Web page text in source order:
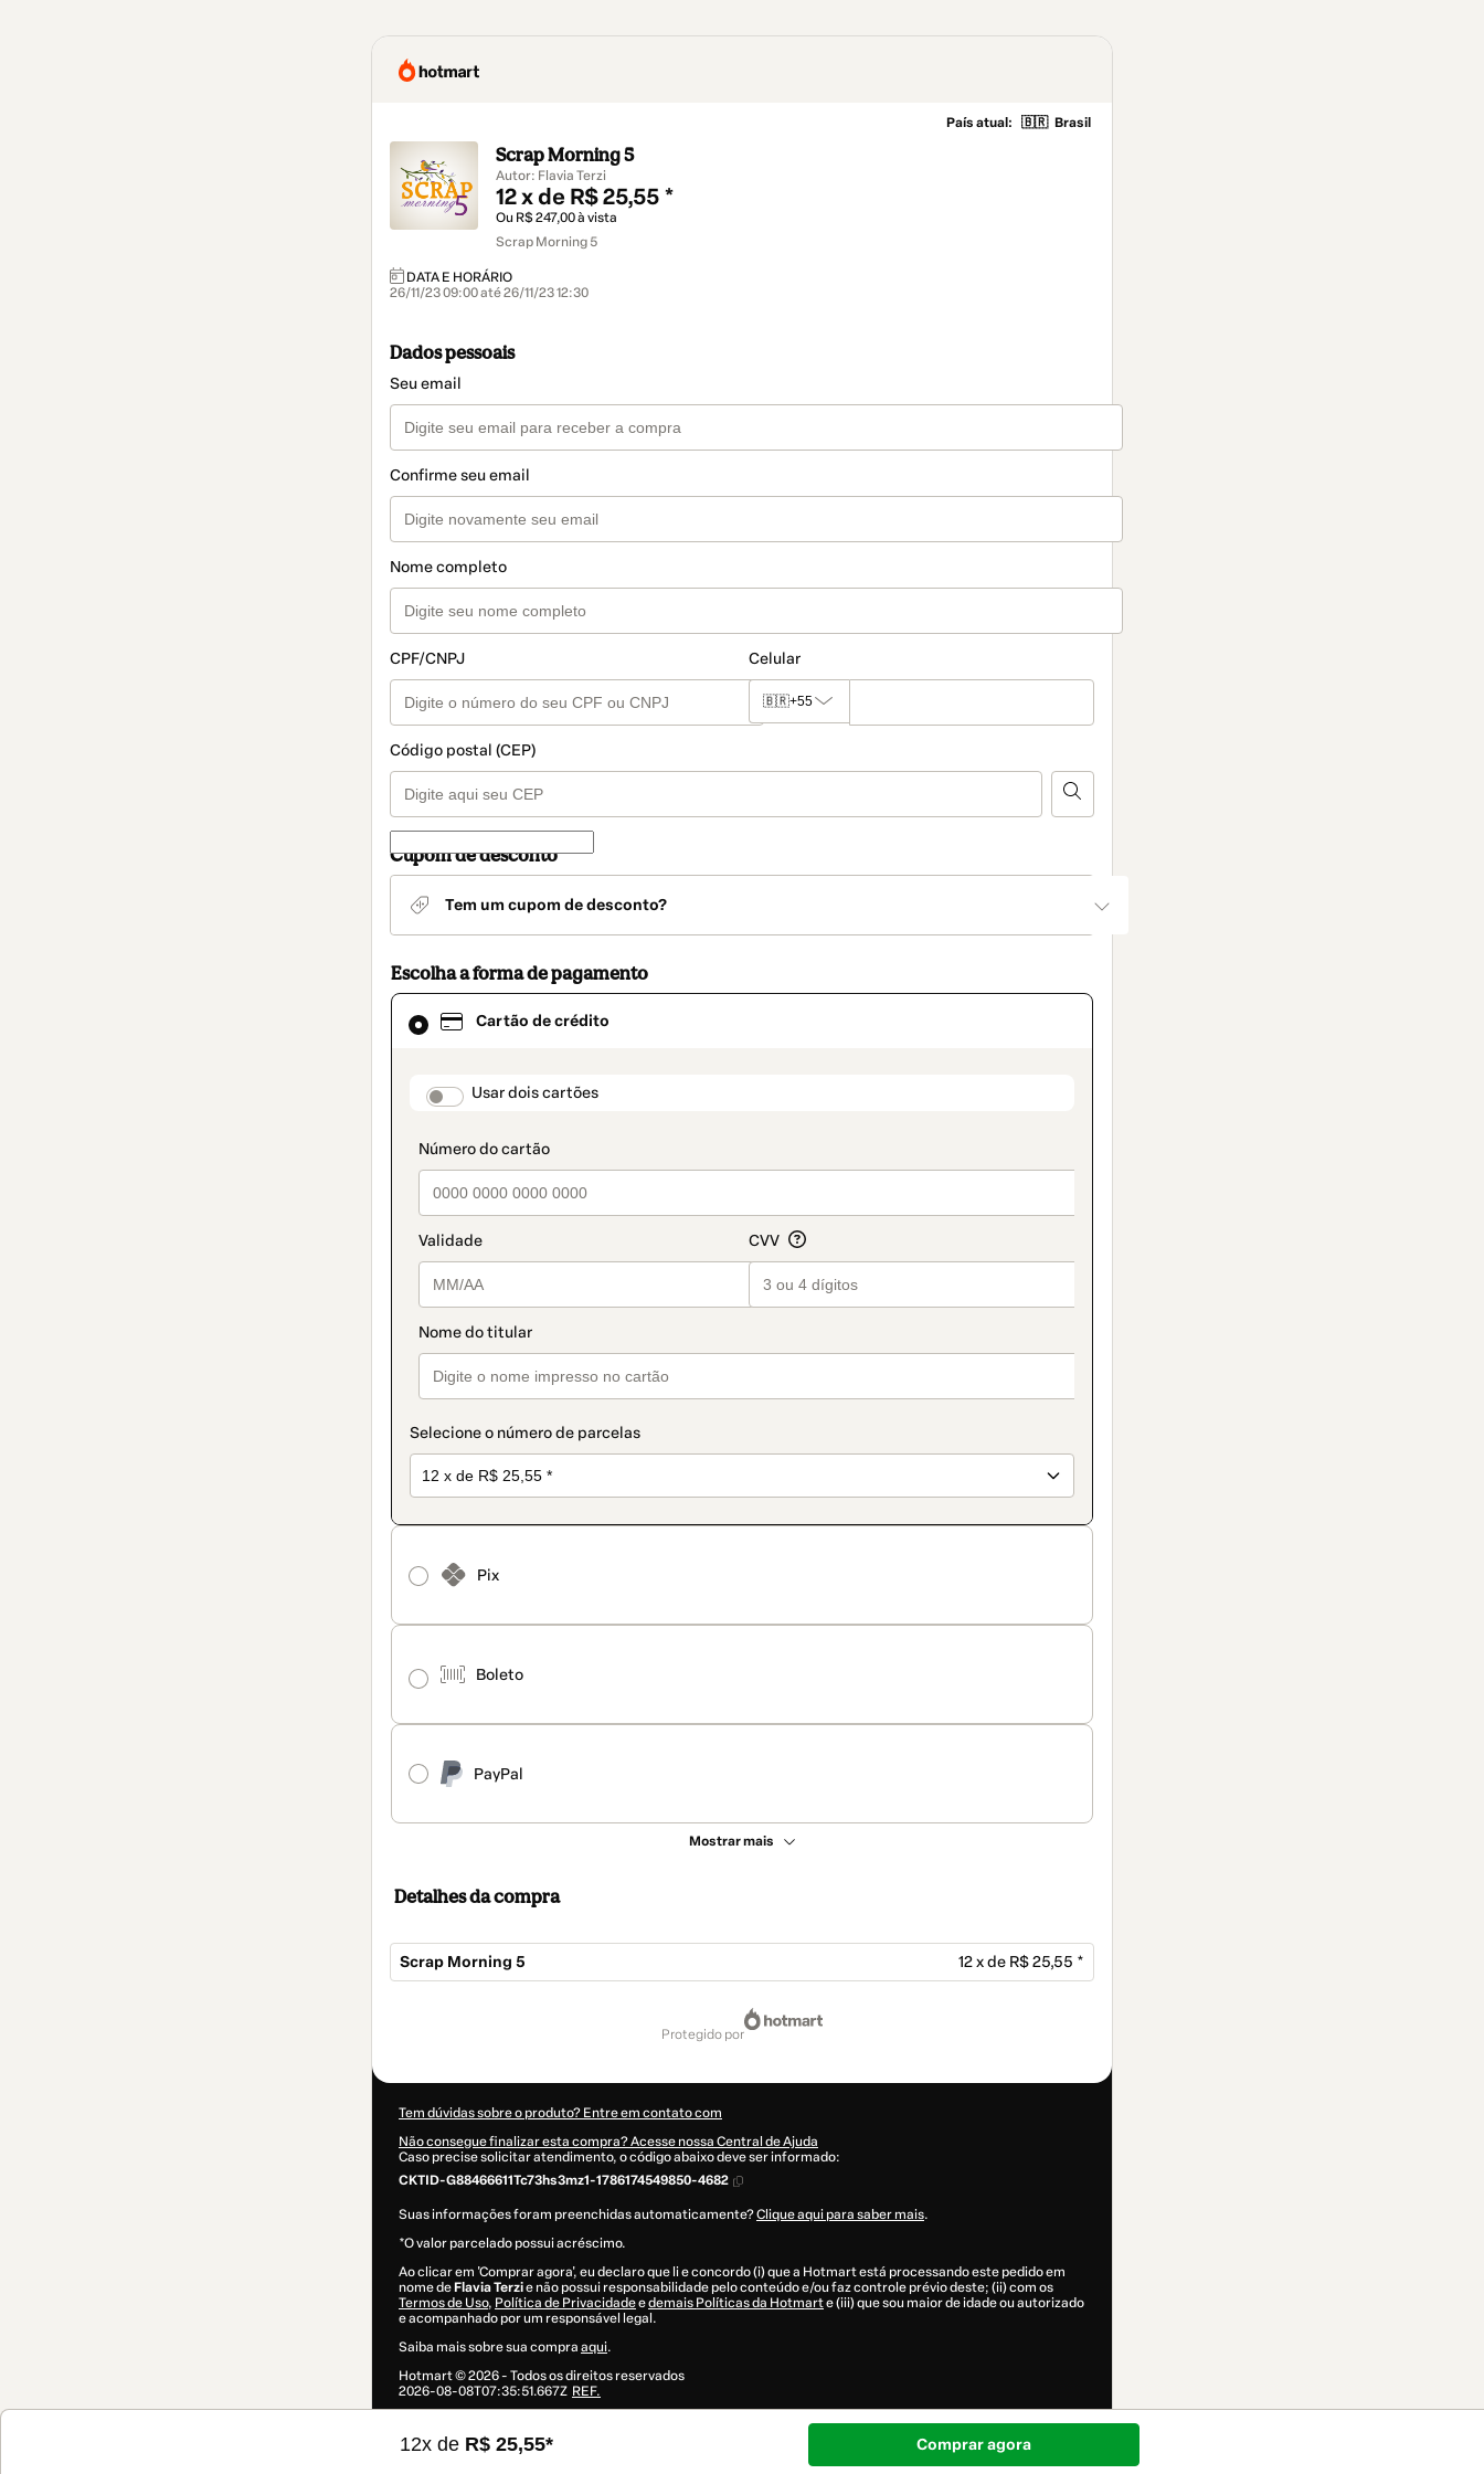
País atual: 🇧🇷 Brasil
Scrap Morning 5
Autor: Flavia Terzi
12 x de R$ 25,55 *
Ou R$ 247,00 à vista
Scrap Morning 5
DATA E HORÁRIO
26/11/23 09:00 até 26/11/23 12:30
Dados pessoais
Seu email
Confirme seu email
Nome completo
CPF/CNPJ Celular
🇧🇷+55
Código postal (CEP)
Cupom de desconto
Tem um cupom de desconto?
Escolha a forma de pagamento
Cartão de crédito
payment_data.section_title_v2
Usar dois cartões
Selecione o número de parcelas
Pix
Boleto
PayPal
Mostrar mais
Cartão
de
como
método
pagamento
Detalhes da compra
Scrap Morning 5 12 x de R$ 25,55 *
12x de R$ 25,55* Comprar agora
protegido por
Tem dúvidas sobre o produto? Entre em contato com
Não consegue finalizar esta compra? Acesse nossa Central de Ajuda
Caso precise solicitar atendimento, o código abaixo deve ser informado:
CKTID-G88466611Tc73hs3mz1-1786174549850-4682
Suas informações foram preenchidas automaticamente?Clique aqui para saber mais.
*O valor parcelado possui acréscimo.
Ao clicar em 'Comprar agora', eu declaro que li e concordo (i) que a Hotmart está processando este pedido em
nome de Flavia Terzie não possui responsabilidade pelo conteúdo e/ou faz controle prévio deste; (ii) com os
Termos de Uso, Política de Privacidadeedemais Políticas da Hotmarte (iii) que sou maior de idade ou autorizado
e acompanhado por um responsável legal.
Saiba mais sobre sua compra aqui.
Hotmart ©2026- Todos os direitos reservados
2026-08-08T07:35:51.667Z REF.